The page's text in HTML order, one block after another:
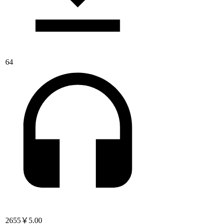
64
2655￥5.00